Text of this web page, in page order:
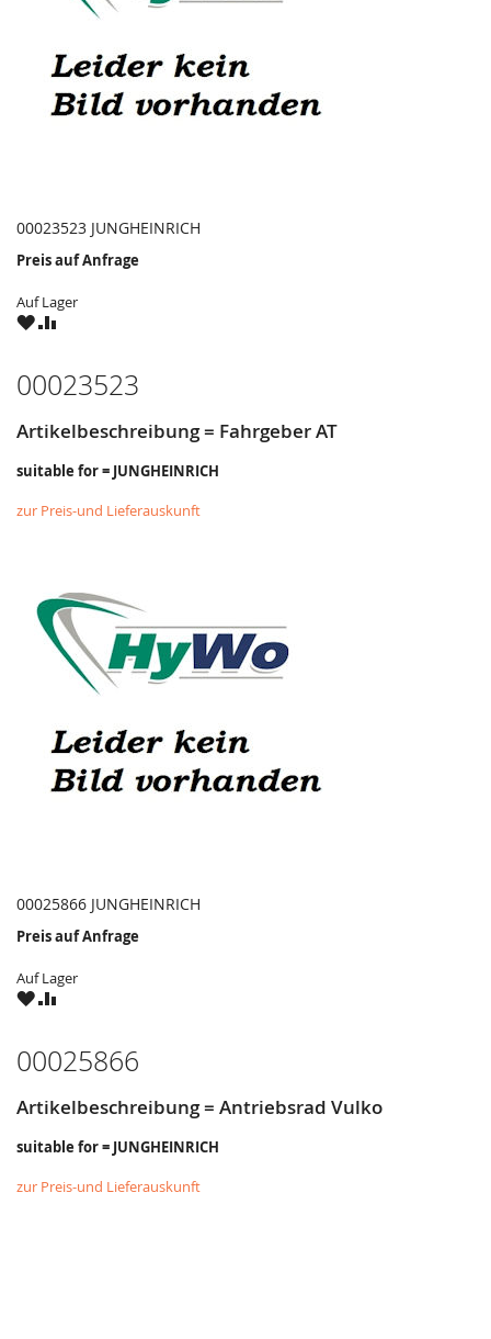
00023523 JUNGHEINRICH
Preis auf Anfrage
Auf Lager
ZUZU
00023523
Artikelbeschreibung = Fahrgeber AT
suitable for = JUNGHEINRICH
zur Preis-und Lieferauskunft
00025866 JUNGHEINRICH
Preis auf Anfrage
Auf Lager
ZUZU
00025866
Artikelbeschreibung = Antriebsrad Vulko
suitable for = JUNGHEINRICH
zur Preis-und Lieferauskunft